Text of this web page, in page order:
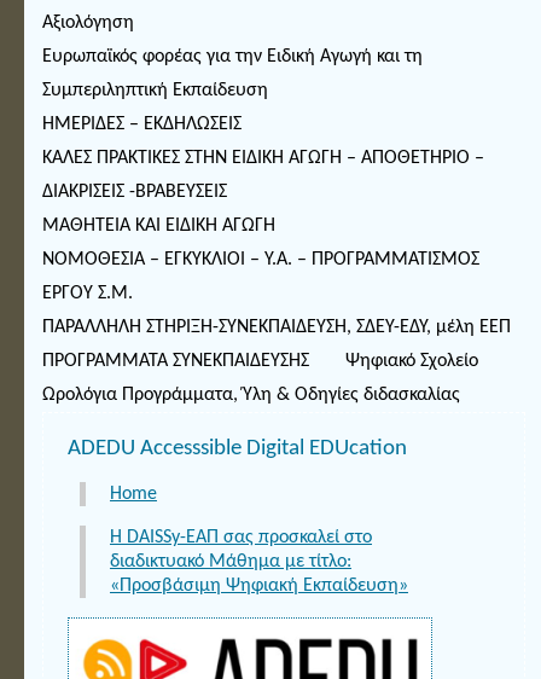
Αξιολόγηση
Ευρωπαϊκός φορέας για την Ειδική Αγωγή και τη
Συμπεριληπτική Εκπαίδευση
ΗΜΕΡΙΔΕΣ – ΕΚΔΗΛΩΣΕΙΣ
ΚΑΛΕΣ ΠΡΑΚΤΙΚΕΣ ΣΤΗΝ ΕΙΔΙΚΗ ΑΓΩΓΗ – ΑΠΟΘΕΤΗΡΙΟ –
ΔΙΑΚΡΙΣΕΙΣ -ΒΡΑΒΕΥΣΕΙΣ
ΜΑΘΗΤΕΙΑ ΚΑΙ ΕΙΔΙΚΗ ΑΓΩΓΗ
ΝΟΜΟΘΕΣΙΑ – ΕΓΚΥΚΛΙΟΙ – Υ.Α. – ΠΡΟΓΡΑΜΜΑΤΙΣΜΟΣ
ΕΡΓΟΥ Σ.Μ.
ΠΑΡΑΛΛΗΛΗ ΣΤΗΡΙΞΗ-ΣΥΝΕΚΠΑΙΔΕΥΣΗ, ΣΔΕΥ-ΕΔΥ, μέλη ΕΕΠ
ΠΡΟΓΡΑΜΜΑΤΑ ΣΥΝΕΚΠΑΙΔΕΥΣΗΣ
Ψηφιακό Σχολείο
Ωρολόγια Προγράμματα, Ύλη & Οδηγίες διδασκαλίας
ADEDU Accesssible Digital EDUcation
Home
Η DAISSy-ΕΑΠ σας προσκαλεί στο
διαδικτυακό Μάθημα με τίτλο:
«Προσβάσιμη Ψηφιακή Εκπαίδευση»